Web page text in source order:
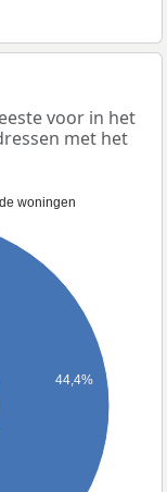
voor in het
met het
woningen
44,4%